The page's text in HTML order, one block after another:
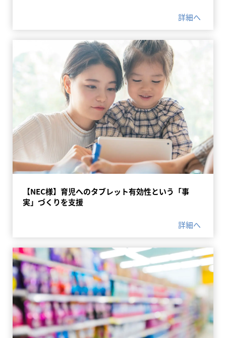
詳細へ
【NEC様】育児へのタブレット有効性という「事
実」づくりを支援
詳細へ